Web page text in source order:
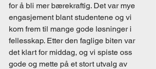
for å bli mer bærekraftig. Det var mye
engasjement blant studentene og vi
kom frem til mange gode løsninger i
fellesskap. Etter den faglige biten var
det klart for middag, og vi spiste oss
gode og mette på et stort utvalg av